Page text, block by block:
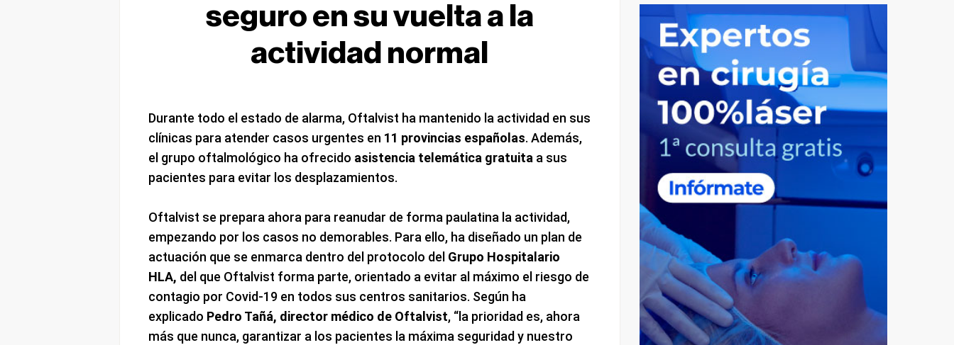
seguro en su vuelta a la
actividad normal
Durante todo el estado de alarma, Oftalvist ha mantenido la actividad en sus
clínicas para atender casos urgentes en 11 provincias españolas. Además,
el grupo oftalmológico ha ofrecido asistencia telemática gratuitaa sus
pacientes para evitar los desplazamientos.
Oftalvist se prepara ahora para reanudar de forma paulatina la actividad,
empezando por los casos no demorables. Para ello, ha diseñado un plan de
actuación que se enmarca dentro del protocolo del Grupo Hospitalario
HLA, del que Oftalvist forma parte, orientado a evitar al máximo el riesgo de
contagio por Covid-19 en todos sus centros sanitarios. Según ha
explicado Pedro Tañá, director médico de Oftalvist, “la prioridad es, ahora
más que nunca, garantizar a los pacientes la máxima seguridad y nuestro